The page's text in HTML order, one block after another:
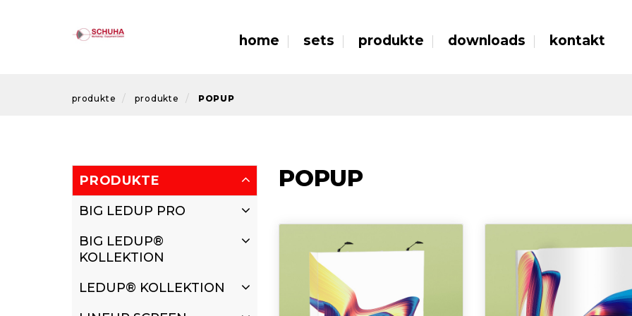
home sets produkte downloads kontakt
produkte produkte POPUP
PRODUKTE
BIG LEDUP PRO
BIG LEDUP®
KOLLEKTION
LEDUP® KOLLEKTION
POPUP